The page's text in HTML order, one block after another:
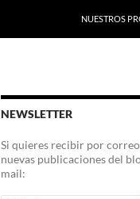
NUESTROS
NEWSLETTER
Si quieres recibir por
nuevas publicaciones del
mail: